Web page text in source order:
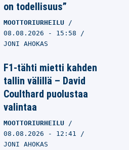
on todellisuus”
MOOTTORIURHEILU
08.08.2026 - 15:58
JONI AHOKAS
F1-tähti mietti kahden
tallin välillä – David
Coulthard puolustaa
valintaa
MOOTTORIURHEILU
08.08.2026 - 12:41
JONI AHOKAS